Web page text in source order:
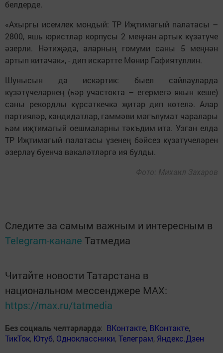
белдерде.
«Ахыргы исемлек мондый: ТР Иҗтимагый палатасы –
2800, яшь юристлар корпусы 2 меңнән артык күзәтүче
әзерли. Нәтиҗәдә, аларның гомуми саны 5 меңнән
артып китәчәк», - дип искәртте Мөнир Гафиятуллин.
Шунысын да искәртик: быел сайлауларда
күзәтүчеләрнең (һәр участокта – егермегә якын кеше)
саны рекордлы күрсәткечкә җитәр дип көтелә. Алар
партияләр, кандидатлар, гаммәви мәгълүмат чаралары
һәм иҗтимагый оешмаларны тәкъдим итә. Узган елда
ТР Иҗтимагый палатасы үзенең бәйсез күзәтүчеләрен
әзерләү буенча вәкаләтләргә ия булды.
Фото: Михаил Захаров
Следите за самым важным и интересным в
Telegram-канале Татмедиа
Читайте новости Татарстана в
национальном мессенджере MАХ:
https://max.ru/tatmedia
Без социаль челтәрләрдә: ВКонтакте, ВКонтакте,
ТикТок, Ютуб, Одноклассники,Телеграм, Яндекс.Дзен